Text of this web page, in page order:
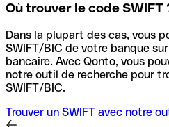
Où trouver le code SWIFT
Dans la plupart des cas, vous
SWIFT/BIC de votre banque
bancaire. Avec Qonto, vous
notre outil de recherche pour
SWIFT/BIC.
Trouver un SWIFT avec notre